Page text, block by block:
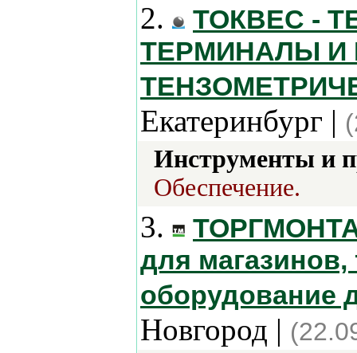
2.
ТОКВЕС -
ТЕРМИНАЛЫ И
Екатеринбург |
Инструменты и
Обеспечение.
3.
для магазинов,
оборудование
Новгород |